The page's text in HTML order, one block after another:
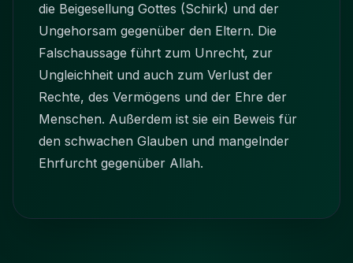
die Beigesellung Gottes (Schirk) und der
Ungehorsam gegenüber den Eltern. Die
Falschaussage führt zum Unrecht, zur
Ungleichheit und auch zum Verlust der
Rechte, des Vermögens und der Ehre der
Menschen. Außerdem ist sie ein Beweis für
den schwachen Glauben und mangelnder
Ehrfurcht gegenüber Allah.